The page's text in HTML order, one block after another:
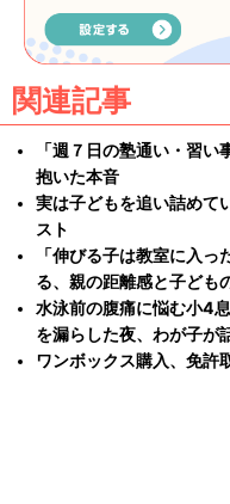
関連記事
「週７日の塾通い・習
抱いた本音
実は子どもを追い詰めて
スト
「伸びる子は教室に入
る、親の距離感と子ども
水泳前の腹痛に悩む小4
を漏らした夜、わが子が
ワンボックス購入、免許